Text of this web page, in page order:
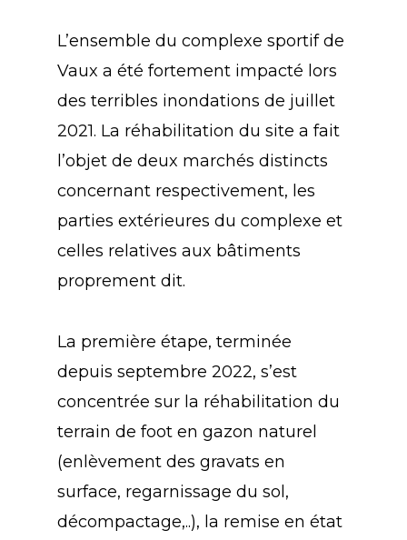
L’ensemble du complexe sportif de
Vaux a été fortement impacté lors
des terribles inondations de juillet
2021. La réhabilitation du site a fait
l’objet de deux marchés distincts
concernant respectivement, les
parties extérieures du complexe et
celles relatives aux bâtiments
proprement dit.
La première étape, terminée
depuis septembre 2022, s’est
concentrée sur la réhabilitation du
terrain de foot en gazon naturel
(enlèvement des gravats en
surface, regarnissage du sol,
décompactage,..), la remise en état